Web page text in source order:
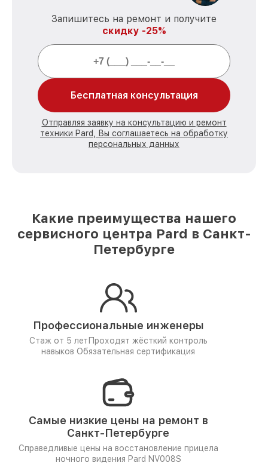
Запишитесь на ремонт и получите
скидку -25%
Бесплатная консультация
Отправляя заявку на консультацию и ремонт
техники Pard, Вы соглашаетесь на обработку
персональных данных
Какие преимущества нашего
сервисного центра Pard в Санкт-
Петербурге
Профессиональные инженеры
Стаж от 5 лет Проходят жёсткий контроль
навыков Обязательная сертификация
Самые низкие цены на ремонт в
Санкт-Петербурге
Справедливые цены на восстановление прицела
ночного видения Pard NV008S